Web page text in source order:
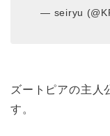
— seiryu
ズートピアの主人
す。